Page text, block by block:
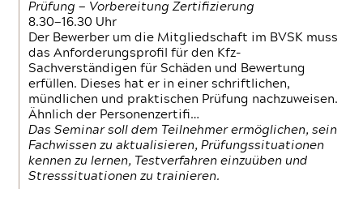
Prüfung — Vorbereitung Zertifizierung
8.30—16.30 Uhr
Der Bewerber um die Mitgliedschaft im BVSK muss
das Anforderungsprofil für den Kfz-
Sachverständigen für Schäden und Bewertung
erfüllen. Dieses hat er in einer schriftlichen,
mündlichen und praktischen Prüfung nachzuweisen.
Ähnlich der Personenzertifi…
Das Seminar soll dem Teilnehmer ermöglichen, sein
Fachwissen zu aktualisieren, Prüfungssituationen
kennen zu lernen, Testverfahren einzuüben und
Stresssituationen zu trainieren.